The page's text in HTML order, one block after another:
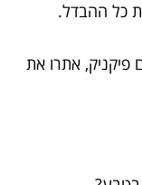
כל ההבדל.
אתרו את